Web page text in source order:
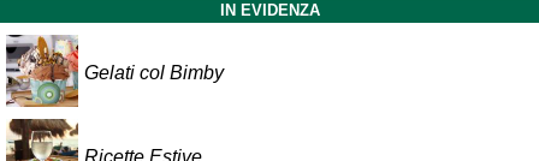
IN EVIDENZA
Gelati col Bimby
Ricette Estive